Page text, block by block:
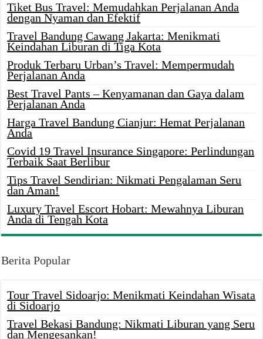
Tiket Bus Travel: Memudahkan Perjalanan Anda
dengan Nyaman dan Efektif
Travel Bandung Cawang Jakarta: Menikmati
Keindahan Liburan di Tiga Kota
Produk Terbaru Urban’s Travel: Mempermudah
Perjalanan Anda
Best Travel Pants – Kenyamanan dan Gaya dalam
Perjalanan Anda
Harga Travel Bandung Cianjur: Hemat Perjalanan
Anda
Covid 19 Travel Insurance Singapore: Perlindungan
Terbaik Saat Berlibur
Tips Travel Sendirian: Nikmati Pengalaman Seru
dan Aman!
Luxury Travel Escort Hobart: Mewahnya Liburan
Anda di Tengah Kota
Berita Popular
Tour Travel Sidoarjo: Menikmati Keindahan Wisata
di Sidoarjo
Travel Bekasi Bandung: Nikmati Liburan yang Seru
dan Mengesankan!